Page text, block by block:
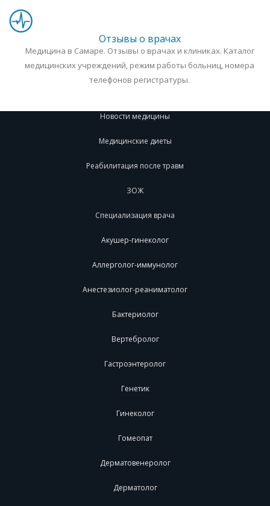
Отзывы о врачах
Медицина в Самаре. Отзывы о врачах и клиниках. Каталог
медицинских учреждений, режим работы больниц, номера
телефонов регистратуры.
Новости медицины
Медицинские диеты
Реабилитация после травм
ЗОЖ
Специализация врача
Акушер-гинеколог
Аллерголог-иммунолог
Анестезиолог-реаниматолог
Бактериолог
Вертебролог
Гастроэнтеролог
Генетик
Гинеколог
Гомеопат
Дерматовенеролог
Дерматолог